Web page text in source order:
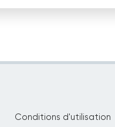
Conditions d'utilisation